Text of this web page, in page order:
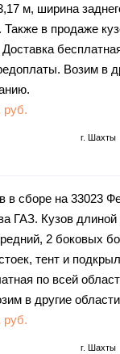
м, ширина
Также в продаже
Возим в
руб.
г. Шахты
в сборе на 33023
ГАЗ. Кузов
2 боковых
тент и
по всей
в другие
руб.
г. Шахты